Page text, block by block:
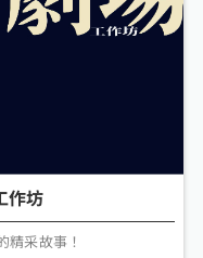
作坊
精采故事！